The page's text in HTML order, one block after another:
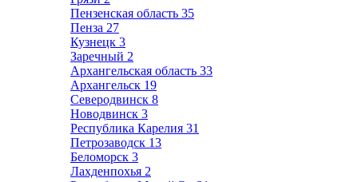
Пензенская область 35
Пенза 27
Кузнецк 3
Заречный 2
Архангельская область 33
Архангельск 19
Северодвинск 8
Новодвинск 3
Республика Карелия 31
Петрозаводск 13
Беломорск 3
Лахденпохья 2